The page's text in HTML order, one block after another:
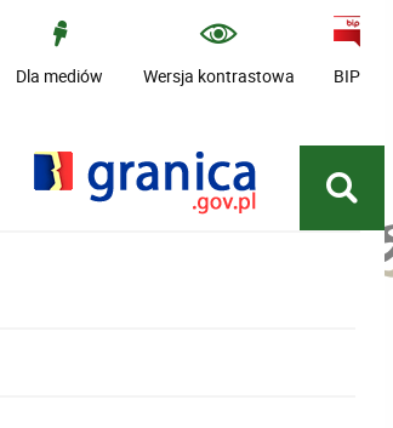
Dla mediów Wersja kontrastowa BIP